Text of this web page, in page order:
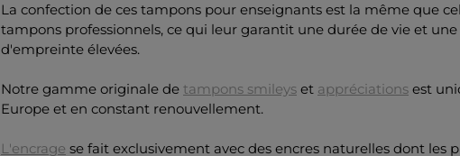
La confection de ces tampons pour enseignants est la même que
tampons professionnels, ce qui leur garantit une durée de vie et
d'empreinte élevées.
Notre gamme originale de tampons smileys et appréciations est
Europe et en constant renouvellement.
L'encrage se fait exclusivement avec des encres naturelles dont les